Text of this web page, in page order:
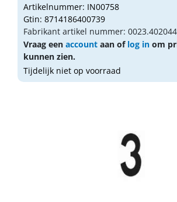
Artikelnummer: IN00758
Gtin: 8714186400739
Fabrikant artikel nummer: 0023.402044
Vraag een account aan of log in om
kunnen zien.
Tijdelijk niet op voorraad